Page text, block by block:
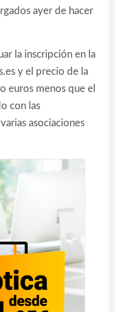
ayer de hacer
la inscripción en la
y el precio de la
euros menos que el
con las
asociaciones